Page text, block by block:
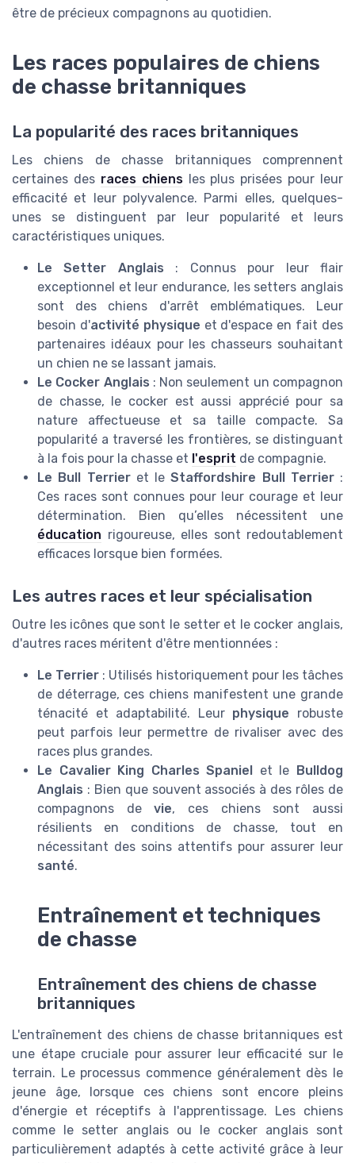
être de précieux compagnons au quotidien.
Les races populaires de chiens
de chasse britanniques
La popularité des races britanniques
Les chiens de chasse britanniques comprennent
certaines des races chiensles plus prisées pour leur
efficacité et leur polyvalence. Parmi elles, quelques-
unes se distinguent par leur popularité et leurs
caractéristiques uniques.
Le Setter Anglais : Connus pour leur flair
exceptionnel et leur endurance, les setters anglais
sont des chiens d'arrêt emblématiques. Leur
besoin d'activité physique et d'espace en fait des
partenaires idéaux pour les chasseurs souhaitant
un chien ne se lassant jamais.
Le Cocker Anglais : Non seulement un compagnon
de chasse, le cocker est aussi apprécié pour sa
nature affectueuse et sa taille compacte. Sa
popularité a traversé les frontières, se distinguant
à la fois pour la chasse et l'esprit de compagnie.
Le Bull Terrieret leStaffordshire Bull Terrier:
Ces races sont connues pour leur courage et leur
détermination. Bien qu’elles nécessitent une
éducation rigoureuse, elles sont redoutablement
efficaces lorsque bien formées.
Les autres races et leur spécialisation
Outre les icônes que sont le setter et le cocker anglais,
d'autres races méritent d'être mentionnées :
Le Terrier : Utilisés historiquement pour les tâches
de déterrage, ces chiens manifestent une grande
ténacité et adaptabilité. Leur physique robuste
peut parfois leur permettre de rivaliser avec des
races plus grandes.
Le Cavalier King Charles Spaniel et le Bulldog
Anglais : Bien que souvent associés à des rôles de
compagnons devie, ces chiens sont aussi
résilients en conditions de chasse, tout en
nécessitant des soins attentifs pour assurer leur
santé.
Entraînement et techniques
de chasse
Entraînement des chiens de chasse
britanniques
L'entraînement des chiens de chasse britanniques est
une étape cruciale pour assurer leur efficacité sur le
terrain. Le processus commence généralement dès le
jeune âge, lorsque ces chiens sont encore pleins
d'énergie et réceptifs à l'apprentissage. Les chiens
comme le setter anglais ou le cocker anglais sont
particulièrement adaptés à cette activité grâce à leur